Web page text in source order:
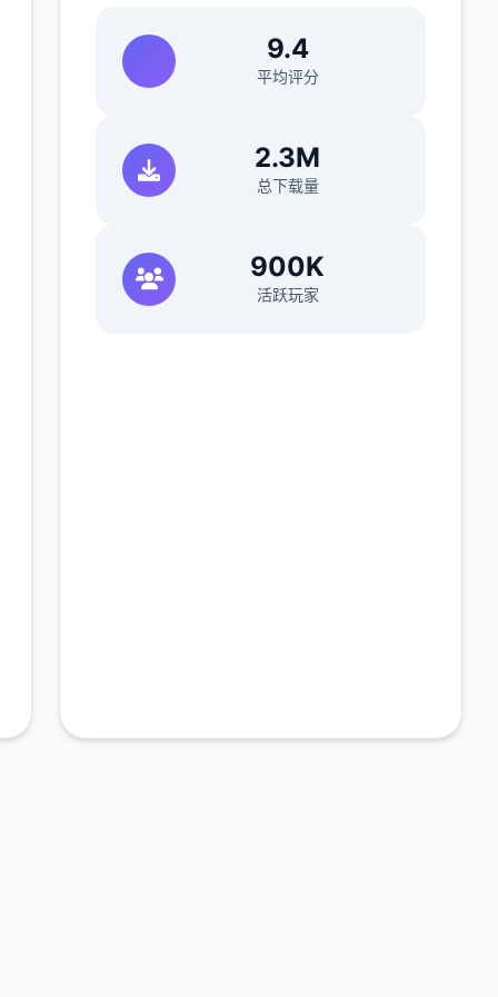
9.4
平均评分
2.3M
总下载量
900K
活跃玩家